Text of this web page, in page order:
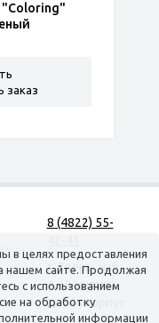
"Coloring"
заказ
8 (4822) 55-
г. Тверь, наб.
А. Никитина,
д. 144 корпус
в целях предоставления
нашем сайте. Продолжая
с использованием
на обработку
информации